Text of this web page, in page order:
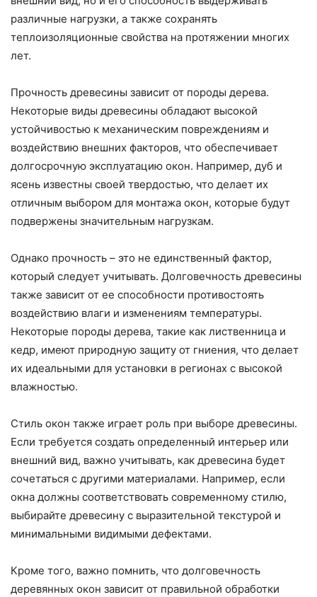
различные нагрузки, а также сохранять
теплоизоляционные свойства на протяжении многих
лет.
Прочность древесины зависит от породы дерева.
Некоторые виды древесины обладают высокой
устойчивостью к механическим повреждениям и
воздействию внешних факторов, что обеспечивает
долгосрочную эксплуатацию окон. Например, дуб и
ясень известны своей твердостью, что делает их
отличным выбором для монтажа окон, которые будут
подвержены значительным нагрузкам.
Однако прочность – это не единственный фактор,
который следует учитывать. Долговечность древесины
также зависит от ее способности противостоять
воздействию влаги и изменениям температуры.
Некоторые породы дерева, такие как лиственница и
кедр, имеют природную защиту от гниения, что делает
их идеальными для установки в регионах с высокой
влажностью.
Стиль окон также играет роль при выборе древесины.
Если требуется создать определенный интерьер или
внешний вид, важно учитывать, как древесина будет
сочетаться с другими материалами. Например, если
окна должны соответствовать современному стилю,
выбирайте древесину с выразительной текстурой и
минимальными видимыми дефектами.
Кроме того, важно помнить, что долговечность
деревянных окон зависит от правильной обработки